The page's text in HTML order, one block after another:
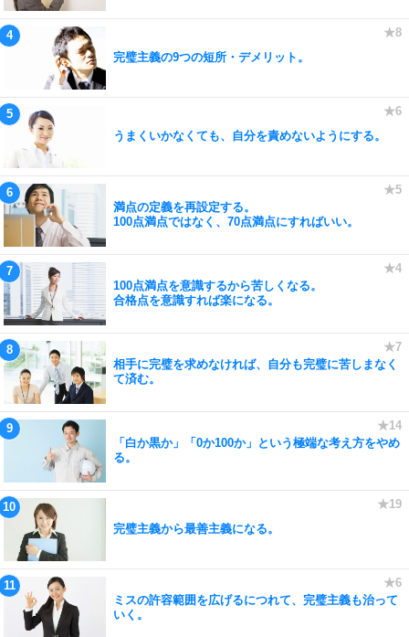
完璧主義の9つの短所・デメリット。
うまくいかなくても、自分を責めないようにする。
満点の定義を再設定する。
100点満点ではなく、70点満点にすればいい。
100点満点を意識するから苦しくなる。
合格点を意識すれば楽になる。
相手に完璧を求めなければ、自分も完璧に苦しまなく
て済む。
「白か黒か」「0か100か」という極端な考え方をやめ
る。
完璧主義から最善主義になる。
ミスの許容範囲を広げるにつれて、完璧主義も治って
いく。